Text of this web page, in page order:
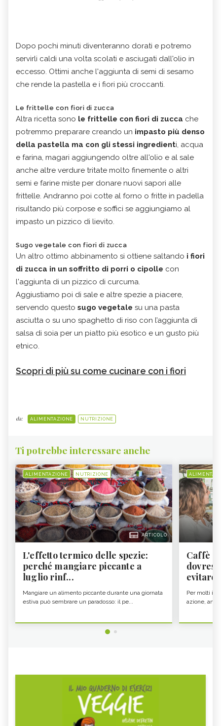
Dopo pochi minuti diventeranno dorati e potremo
servirli caldi una volta scolati e asciugati dall'olio in
eccesso. Ottimi anche l'aggiunta di semi di sesamo
che rende la pastella e i fiori più croccanti.
Le frittelle con fiori di zucca
Altra ricetta sono le frittelle con fiori di zucca che
potremmo preparare creando un impasto più denso
della pastella ma con gli stessi ingredienti, acqua
e farina, magari aggiungendo oltre all'olio e al sale
anche altre verdure tritate molto finemente o altri
semi e farine miste per donare nuovi sapori alle
frittelle. Andranno poi cotte al forno o fritte in padella
risultando più corpose e soffici se aggiungiamo al
impasto un pizzico di lievito.
Sugo vegetale con fiori di zucca
Un altro ottimo abbinamento si ottiene saltando i fiori
di zucca in un soffritto di porri o cipolle con
l'aggiunta di un pizzico di curcuma.
Aggiustiamo poi di sale e altre spezie a piacere,
servendo questo sugo vegetale su una pasta
asciutta o su uno spaghetto di riso con l’aggiunta di
salsa di soia per un piatto più esotico e un gusto più
etnico.
Scopri di più su come cucinare con i fiori
da: ALIMENTAZIONE NUTRIZIONE
Ti potrebbe interessare anche
ALIMENTAZIONE NUTRIZIONE
ARTICOLO
L'effetto termico delle spezie:
perché mangiare piccante a
luglio rinf...
Mangiare un alimento piccante durante una giornata
estiva può sembrare un paradosso: il pe...
Caffè
evitare
Per molti il
azione,